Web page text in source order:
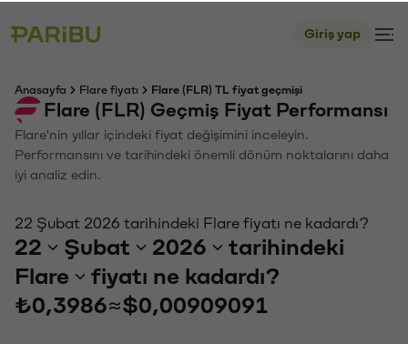
Giriş yap
Anasayfa Flare fiyatı Flare (FLR) TL fiyat geçmişi
Flare (FLR) Geçmiş Fiyat Performansı
Flare'nin yıllar içindeki fiyat değişimini inceleyin.
Performansını ve tarihindeki önemli dönüm noktalarını daha
iyi analiz edin.
22 Şubat 2026 tarihindeki Flare fiyatı ne kadardı?
22 Şubat 2026
tarihindeki
Flare
fiyatı ne kadardı?
₺0,3986≈$0,00909091